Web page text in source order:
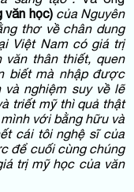
văn học)của Nguyên
thơ về chân dung
Việt Nam có giá trị
thân thiết, quen
biết mà nhập được
nghiệm suy về lẽ
triết mỹ thì quả thật
với bằng hữu và
cái tôi nghệ sĩ của
để cuối cùng chúng
trị mỹ học của văn